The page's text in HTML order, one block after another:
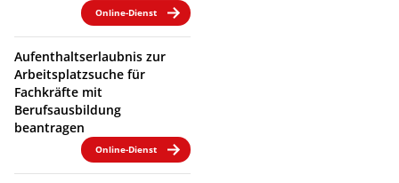
Online-Dienst
Aufenthaltserlaubnis zur
Arbeitsplatzsuche für
Fachkräfte mit
Berufsausbildung
beantragen
Online-Dienst